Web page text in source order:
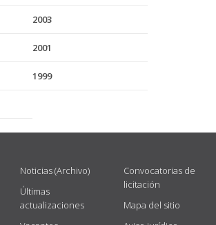
2003
2001
1999
Noticias (Archivo)
Últimas
actualizaciones
Convocatorias de
licitación
Mapa del sitio